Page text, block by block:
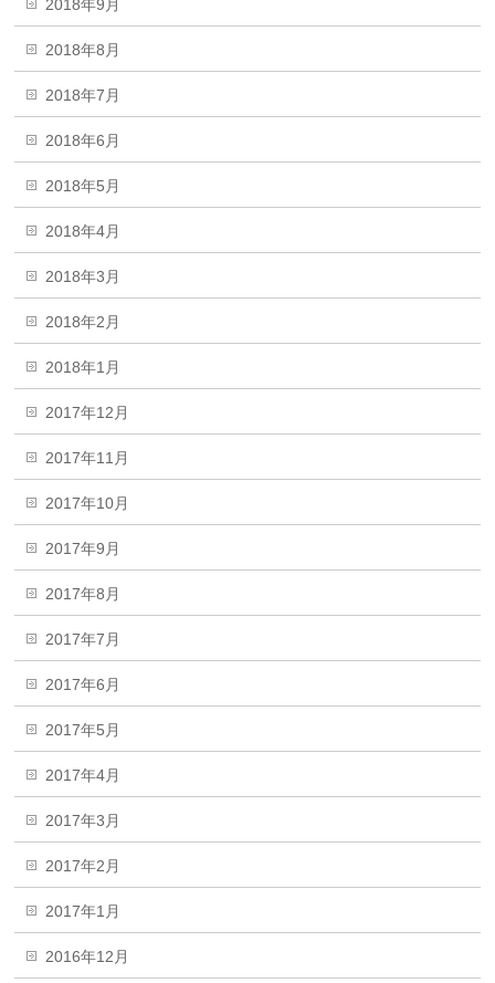
2018年9月
2018年8月
2018年7月
2018年6月
2018年5月
2018年4月
2018年3月
2018年2月
2018年1月
2017年12月
2017年11月
2017年10月
2017年9月
2017年8月
2017年7月
2017年6月
2017年5月
2017年4月
2017年3月
2017年2月
2017年1月
2016年12月